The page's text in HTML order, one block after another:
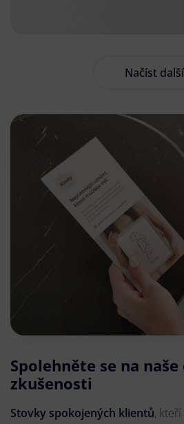
Načíst další
Spolehněte se na
zkušenosti
Stovky spokojených klientů,